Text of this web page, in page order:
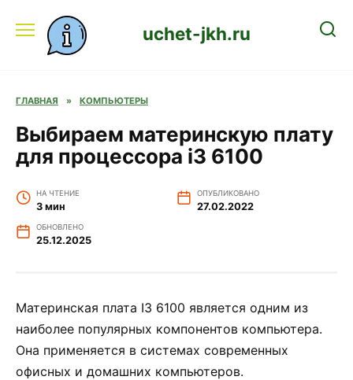
содержанию
uchet-jkh.ru
ГЛАВНАЯ » КОМПЬЮТЕРЫ
Выбираем материнскую плату
для процессора i3 6100
НА ЧТЕНИЕ
3 мин
ОПУБЛИКОВАНО
27.02.2022
ОБНОВЛЕНО
25.12.2025
Материнская плата I3 6100 является одним из
наиболее популярных компонентов компьютера.
Она применяется в системах современных
офисных и домашних компьютеров.